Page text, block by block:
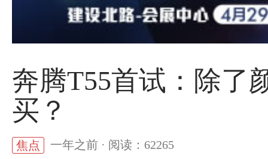
奔腾T55首试：除了
买？
焦点 一年之前 · 阅读：62265